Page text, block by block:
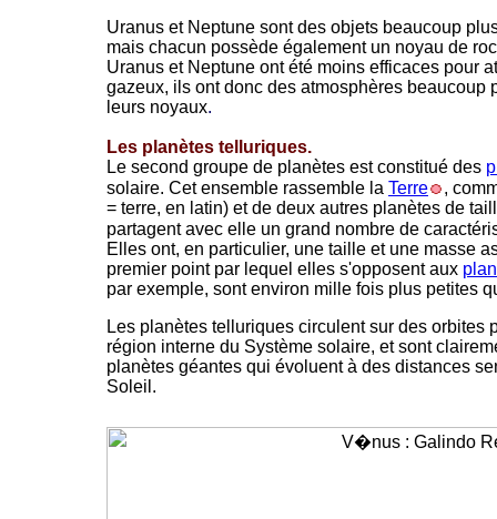
Uranus et Neptune sont des objets beaucoup
mais chacun possède également un noyau de
Uranus et Neptune ont été moins efficaces pour
gazeux, ils ont donc des atmosphères beaucoup
leurs noyaux.
Les planètes telluriques.
Le second groupe de planètes est constitué des
solaire. Cet ensemble rassemble la Terre
,
= terre, en latin) et de deux autres planètes de
partagent avec elle un grand nombre de
Elles ont, en particulier, une taille et une masse
premier point par lequel elles s'opposent aux
par exemple, sont environ mille fois plus petites
Les planètes telluriques circulent sur des orbites
région interne du Système solaire, et sont
planètes géantes qui évoluent à des distances
Soleil.